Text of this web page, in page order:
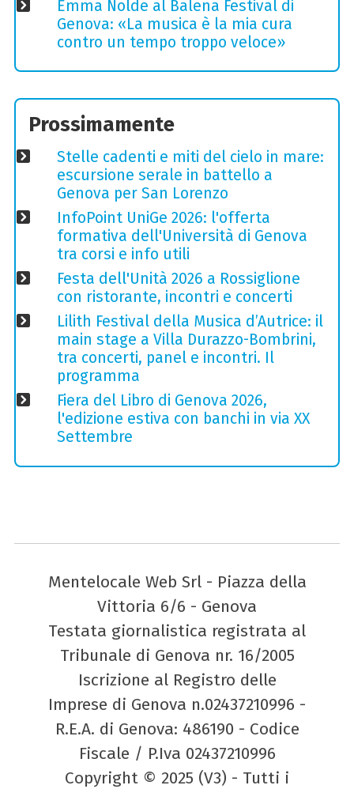
Emma Nolde al Balena Festival di
Genova: «La musica è la mia cura
contro un tempo troppo veloce»
Prossimamente
Stelle cadenti e miti del cielo in mare:
escursione serale in battello a
Genova per San Lorenzo
InfoPoint UniGe 2026: l'offerta
formativa dell'Università di Genova
tra corsi e info utili
Festa dell'Unità 2026 a Rossiglione
con ristorante, incontri e concerti
Lilith Festival della Musica d’Autrice: il
main stage a Villa Durazzo-Bombrini,
tra concerti, panel e incontri. Il
programma
Fiera del Libro di Genova 2026,
l'edizione estiva con banchi in via XX
Settembre
Mentelocale Web Srl - Piazza della
Vittoria 6/6 - Genova
Testata giornalistica registrata al
Tribunale di Genova nr. 16/2005
Iscrizione al Registro delle
Imprese di Genova n.02437210996 -
R.E.A. di Genova: 486190 - Codice
Fiscale / P.Iva 02437210996
Copyright © 2025 (V3) - Tutti i